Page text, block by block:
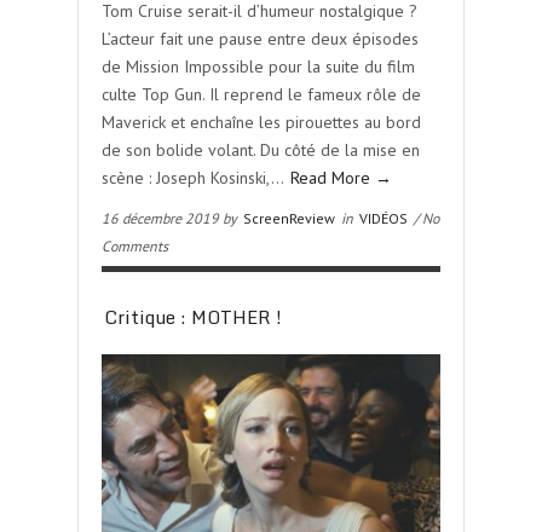
Tom Cruise serait-il d’humeur nostalgique ?
L’acteur fait une pause entre deux épisodes
de Mission Impossible pour la suite du film
culte Top Gun. Il reprend le fameux rôle de
Maverick et enchaîne les pirouettes au bord
de son bolide volant. Du côté de la mise en
scène : Joseph Kosinski,… Read More →
16 décembre 2019 by ScreenReview in VIDÉOS / No
Comments
Critique : MOTHER !